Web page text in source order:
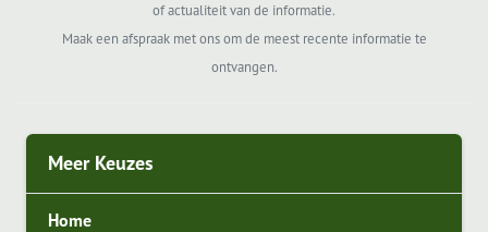
of actualiteit van de informatie.
Maak een afspraak met ons om de meest recente informatie te
ontvangen.
Meer Keuzes
Home